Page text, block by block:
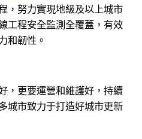
，努力實現地級及以上城市
工程安全監測全覆蓋，有效
和韌性。
，更要運營和維護好，持續
城市致力于打造好城市更新